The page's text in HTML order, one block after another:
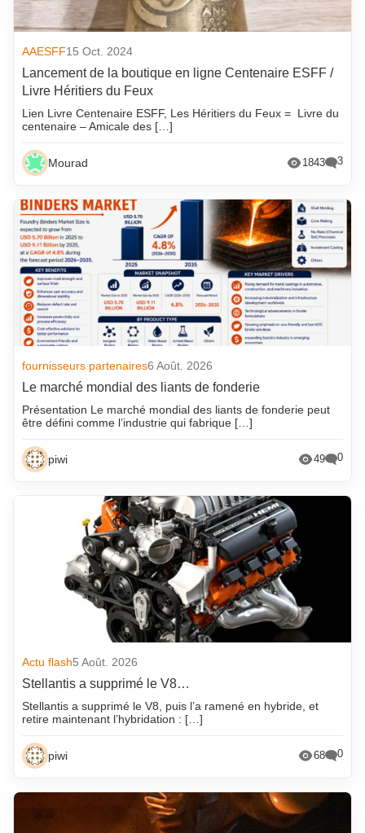
AAESFF15 Oct. 2024
Lancement de la boutique en ligne Centenaire ESFF /
Livre Héritiers du Feux
Lien Livre Centenaire ESFF, Les Héritiers du Feux = Livre du
centenaire – Amicale des […]
Mourad 1843 3
fournisseurs partenaires6 Août. 2026
Le marché mondial des liants de fonderie
Présentation Le marché mondial des liants de fonderie peut
être défini comme l’industrie qui fabrique […]
piwi 49 0
Actu flash5 Août. 2026
Stellantis a supprimé le V8…
Stellantis a supprimé le V8, puis l’a ramené en hybride, et
retire maintenant l’hybridation : […]
piwi 68 0